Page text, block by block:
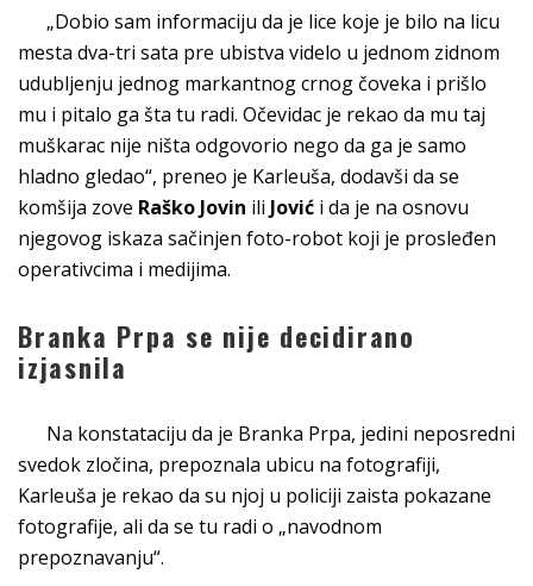
„Dobio sam informaciju da je lice koje je bilo na licu
mesta dva-tri sata pre ubistva videlo u jednom zidnom
udubljenju jednog markantnog crnog čoveka i prišlo
mu i pitalo ga šta tu radi. Očevidac je rekao da mu taj
muškarac nije ništa odgovorio nego da ga je samo
hladno gledao“, preneo je Karleuša, dodavši da se
komšija zove Raško Jovin ili Jović i da je na osnovu
njegovog iskaza sačinjen foto-robot koji je prosleđen
operativcima i medijima.
Branka Prpa se nije decidirano
izjasnila
Na konstataciju da je Branka Prpa, jedini neposredni
svedok zločina, prepoznala ubicu na fotografiji,
Karleuša je rekao da su njoj u policiji zaista pokazane
fotografije, ali da se tu radi o „navodnom
prepoznavanju“.